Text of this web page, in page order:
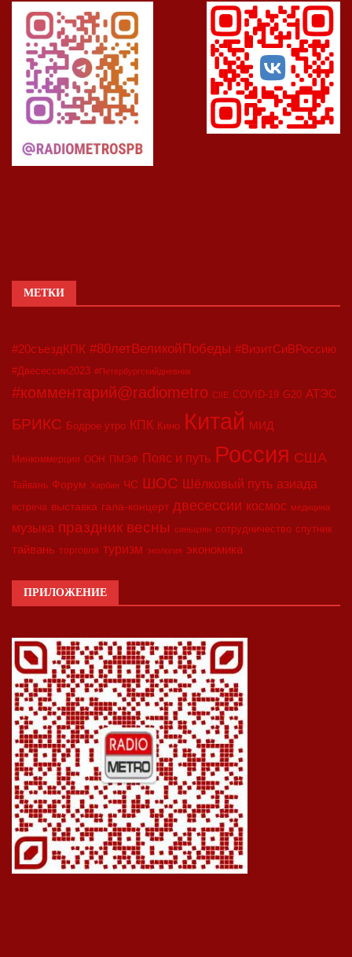
МЕТКИ
#20съездКПК #80летВеликойПобеды #ВизитСиВРоссию
#Двесессии2023 #Петербургскийдневник
#комментарий@radiometro CIIE COVID-19 G20 АТЭС
БРИКС Бодрое утро КПК Кино Китай МИД
Минкоммерции ООН ПМЭФ Пояс и путь Россия США
Тайвань Форум Харбин ЧС ШОС Шёлковый путь азиада
встреча выставка гала-концерт двесессии космос медицина
музыка праздник весны синьцзян сотрудничество спутник
тайвань торговля туризм экология экономика
ПРИЛОЖЕНИЕ